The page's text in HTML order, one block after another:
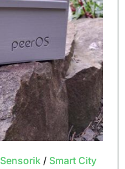
Sensorik/ Smart City